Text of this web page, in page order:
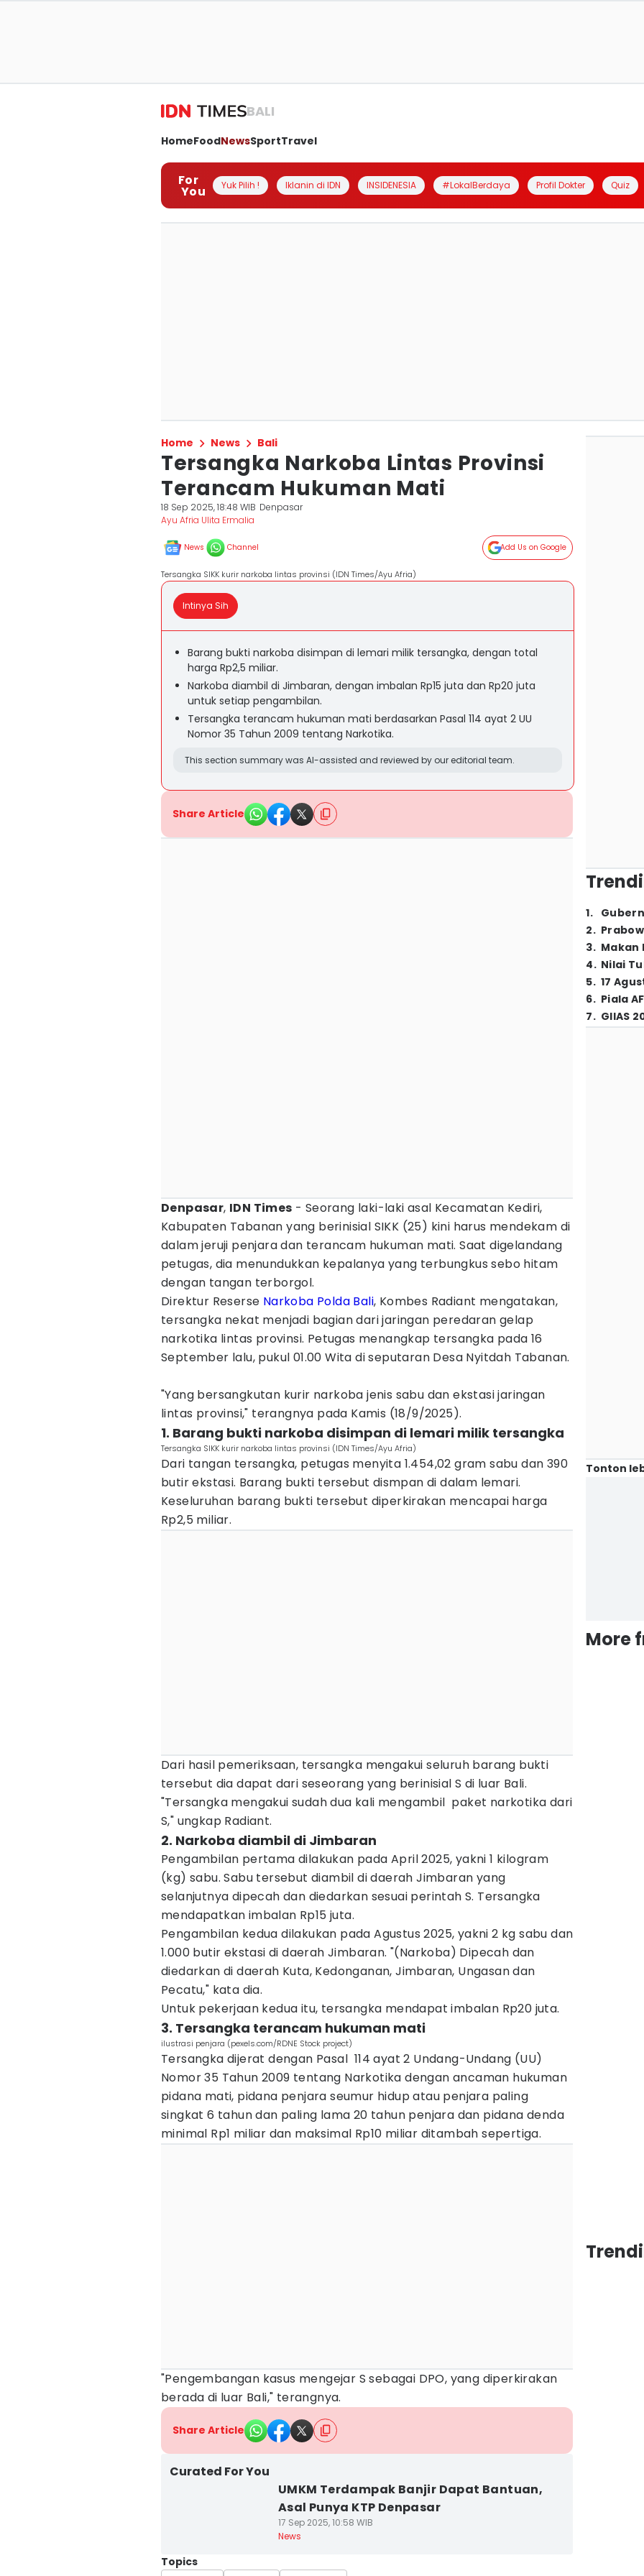
BALI
HomeFoodNewsSportTravel
For
You Yuk Pilih ! Iklanin di IDN INSIDENESIA #LokalBerdaya Profil Dokter Quiz
Home News Bali
Tersangka Narkoba Lintas Provinsi
Terancam Hukuman Mati
18 Sep 2025, 18:48 WIB Denpasar
Ayu Afria Ulita Ermalia
News Channel Add Us on Google
Tersangka SIKK kurir narkoba lintas provinsi (IDN Times/Ayu Afria)
Intinya Sih
Barang bukti narkoba disimpan di lemari milik tersangka, dengan total
harga Rp2,5 miliar.
Narkoba diambil di Jimbaran, dengan imbalan Rp15 juta dan Rp20 juta
untuk setiap pengambilan.
Tersangka terancam hukuman mati berdasarkan Pasal 114 ayat 2 UU
Nomor 35 Tahun 2009 tentang Narkotika.
This section summary was AI-assisted and reviewed by our editorial team.
Share Article
Denpasar, IDN Times - Seorang laki-laki asal Kecamatan Kediri,
Kabupaten Tabanan yang berinisial SIKK (25) kini harus mendekam di
dalam jeruji penjara dan terancam hukuman mati. Saat digelandang
petugas, dia menundukkan kepalanya yang terbungkus sebo hitam
dengan tangan terborgol.
Direktur Reserse Narkoba Polda Bali, Kombes Radiant mengatakan,
tersangka nekat menjadi bagian dari jaringan peredaran gelap
narkotika lintas provinsi. Petugas menangkap tersangka pada 16
September lalu, pukul 01.00 Wita di seputaran Desa Nyitdah Tabanan.
"Yang bersangkutan kurir narkoba jenis sabu dan ekstasi jaringan
lintas provinsi," terangnya pada Kamis (18/9/2025).
1. Barang bukti narkoba disimpan di lemari milik tersangka
Tersangka SIKK kurir narkoba lintas provinsi (IDN Times/Ayu Afria)
Dari tangan tersangka, petugas menyita 1.454,02 gram sabu dan 390
butir ekstasi. Barang bukti tersebut dismpan di dalam lemari.
Keseluruhan barang bukti tersebut diperkirakan mencapai harga
Rp2,5 miliar.
Dari hasil pemeriksaan, tersangka mengakui seluruh barang bukti
tersebut dia dapat dari seseorang yang berinisial S di luar Bali.
"Tersangka mengakui sudah dua kali mengambil paket narkotika dari
S," ungkap Radiant.
2. Narkoba diambil di Jimbaran
Pengambilan pertama dilakukan pada April 2025, yakni 1 kilogram
(kg) sabu. Sabu tersebut diambil di daerah Jimbaran yang
selanjutnya dipecah dan diedarkan sesuai perintah S. Tersangka
mendapatkan imbalan Rp15 juta.
Pengambilan kedua dilakukan pada Agustus 2025, yakni 2 kg sabu dan
1.000 butir ekstasi di daerah Jimbaran. "(Narkoba) Dipecah dan
diedarkan di daerah Kuta, Kedonganan, Jimbaran, Ungasan dan
Pecatu," kata dia.
Untuk pekerjaan kedua itu, tersangka mendapat imbalan Rp20 juta.
3. Tersangka terancam hukuman mati
ilustrasi penjara (pexels.com/RDNE Stock project)
Tersangka dijerat dengan Pasal 114 ayat 2 Undang-Undang (UU)
Nomor 35 Tahun 2009 tentang Narkotika dengan ancaman hukuman
pidana mati, pidana penjara seumur hidup atau penjara paling
singkat 6 tahun dan paling lama 20 tahun penjara dan pidana denda
minimal Rp1 miliar dan maksimal Rp10 miliar ditambah sepertiga.
"Pengembangan kasus mengejar S sebagai DPO, yang diperkirakan
berada di luar Bali," terangnya.
Share Article
Curated For You
UMKM Terdampak Banjir Dapat Bantuan,
Asal Punya KTP Denpasar
17 Sep 2025, 10:58 WIB
News
Topics
1.
2.
3. Makan
4. Nilai
5. 17
6. Piala
7. GIIAS
Tonton
More